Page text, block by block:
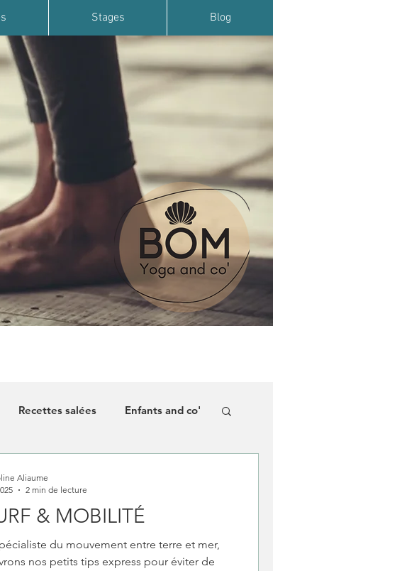
Stages Blog
Recettes salées Enfants and co'
& MOBILITÉ
du mouvement entre terre et mer,
nos petits tips express pour éviter de
Aliaume
2 min de lecture